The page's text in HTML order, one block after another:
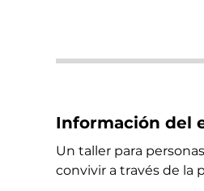
Información del
Un taller para
convivir a través de la